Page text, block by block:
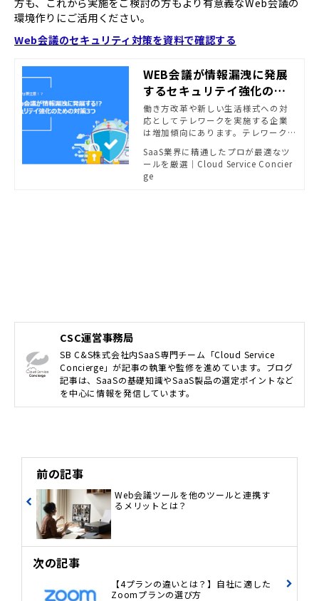
環境作りにご活用ください。
Web会議のセキュリティ対策を資料で確認する
WEB会議が情報漏洩に発展
するセキュリテイ強化のた
めの対策3つ｜お役立ち資料
｜Zoom相談センター pow
ered by Cloud Service C
oncierge
働き方改革や新しい生活様式への対
応としてテレワークを実施する企業
は増加傾向にあります。テレワークに
利用することも当たり前となってき
ました。 今後もWeb会議の活用は進
んで行くと考えられますが、一方
SaaS業界に精通したプロが最適なツ
ールを厳選｜Cloud Service Concier
ge
CSC運営事務局
SB C&S株式会社内SaaS専門チーム「Cloud Service
Concierge」が記事の執筆や監修を進めています。ブログ
記事は、SaaSの基礎知識やSaaS製品の選定ポイントなど
を中心に情報を発信しています。
前の記事
Web会議ツールを他のツールと連携す
るメリットとは？
次の記事
【4プランの違いとは？】自社に適した
Zoomプランの選び方